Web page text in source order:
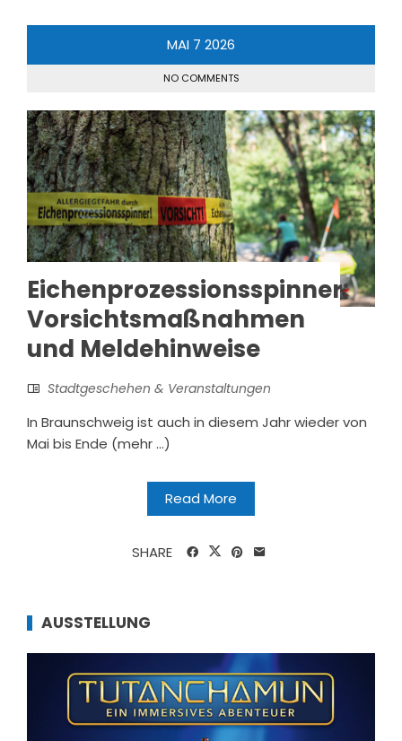
MAI 7 2026
NO COMMENTS
Eichenprozessionsspinner:
Vorsichtsmaßnahmen
und Meldehinweise
Stadtgeschehen & Veranstaltungen
In Braunschweig ist auch in diesem Jahr wieder von
Mai bis Ende (mehr …)
Read More
SHARE
AUSSTELLUNG